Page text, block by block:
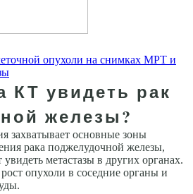
опухоли на снимках МРТ и
КТ увидеть рак
железы?
захватывает основные зоны
рака поджелудочной железы,
увидеть метастазы в других органах.
опухоли в соседние органы и